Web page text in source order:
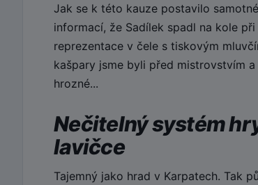
Jak se k této kauze postavilo
informací, že Sadílek spadl na kole
reprezentace v čele s tiskovým
kašpary jsme byli před mistrovstvím
hrozné...
Nečitelný systém
lavičce
Tajemný jako hrad v Karpatech. Tak